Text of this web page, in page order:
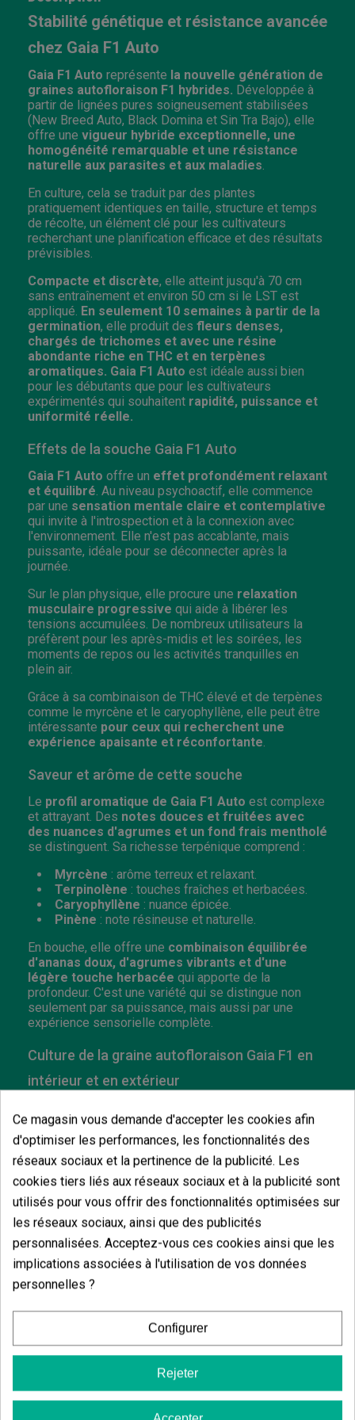
Stabilité génétique et résistance avancée
chez Gaia F1 Auto
Gaia F1 Auto représente la nouvelle génération de
graines autofloraison F1 hybrides. Développée à
partir de lignées pures soigneusement stabilisées
(New Breed Auto, Black Domina et Sin Tra Bajo), elle
offre une vigueur hybride exceptionnelle, une
homogénéité remarquable et une résistance
naturelle aux parasites et aux maladies
En culture, cela se traduit par des plantes
pratiquement identiques en taille, structure et temps
de récolte, un élément clé pour les cultivateurs
recherchant une planification efficace et des résultats
prévisibles.
Compacte et discrète, elle atteint jusqu'à 70 cm
sans entraînement et environ 50 cm si le LST est
appliqué. En seulement 10 semaines à partir de la
germination, elle produit des fleurs denses,
chargés de trichomes et avec une résine
abondante riche en THC et en terpènes
aromatiques. Gaia F1 Auto est idéale aussi bien
pour les débutants que pour les cultivateurs
expérimentés qui souhaitent rapidité, puissance et
uniformité réelle.
Effets de la souche Gaia F1 Auto
Gaia F1 Auto offre un effet profondément relaxant
et équilibré . Au niveau psychoactif, elle commence
par une sensation mentale claire et contemplative
qui invite à l'introspection et à la connexion avec
l'environnement. Elle n'est pas accablante, mais
puissante, idéale pour se déconnecter après la
journée.
Sur le plan physique, elle procure une relaxation
musculaire progressive qui aide à libérer les
tensions accumulées. De nombreux utilisateurs la
préfèrent pour les après-midis et les soirées, les
moments de repos ou les activités tranquilles en
plein air.
Grâce à sa combinaison de THC élevé et de terpènes
comme le myrcène et le caryophyllène, elle peut être
intéressante pour ceux qui recherchent une
expérience apaisante et réconfortante
Saveur et arôme de cette souche
Le profil aromatique de Gaia F1 Auto est complexe
et attrayant. Des notes douces et fruitées avec
des nuances d'agrumes et un fond frais mentholé
se distinguent. Sa richesse terpénique comprend :
Myrcène : arôme terreux et relaxant.
Terpinolène : touches fraîches et herbacées.
Caryophyllène : nuance épicée.
Pinène : note résineuse et naturelle.
En bouche, elle offre une combinaison équilibrée
d'ananas doux, d'agrumes vibrants et d'une
légère touche herbacée qui apporte de la
profondeur. C'est une variété qui se distingue non
seulement par sa puissance, mais aussi par une
expérience sensorielle complète.
Culture de la graine autofloraison Gaia F1 en
intérieur et en extérieur
et extrêmement uniforme. En intérieur, elle
complète son cycle en environ 70 jours à partir de la
germination, offrant des rendements allant jusqu'à
500 g/m² dans des conditions optimales.
En extérieur,
elle peut être cultivée une grande partie
de l'année dans des climats tempérés ou chauds,
produisant jusqu'à 150 g par plante. Sa taille
compacte (50–70 cm) la rend idéale pour les balcons,
les terrasses ou les cultures discrètes.
Sarésistance aux parasites et aux maladies
débutants qui recherchent sécurité et résultats
Les graines de cannabis sont vendues à des fins
décoratives et de collection. GB The Green Brand n'est
ces graines.
Ce magasin vous demande d'accepter les cookies afin
d'optimiser les performances, les fonctionnalités des
réseaux sociaux et la pertinence de la publicité. Les
cookies tiers liés aux réseaux sociaux et à la publicité sont
utilisés pour vous offrir des fonctionnalités optimisées sur
les réseaux sociaux, ainsi que des publicités
personnalisées. Acceptez-vous ces cookies ainsi que les
implications associées à l'utilisation de vos données
personnelles ?
Configurer
Rejeter